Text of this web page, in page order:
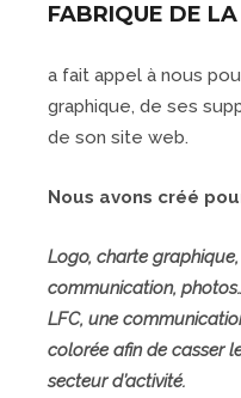
FABRIQUE DE
a fait appel à nous
graphique, de ses
de son site web.
Nous avons créé
Logo, charte
communication,
LFC, une
colorée afin de casser
secteur d’activité.